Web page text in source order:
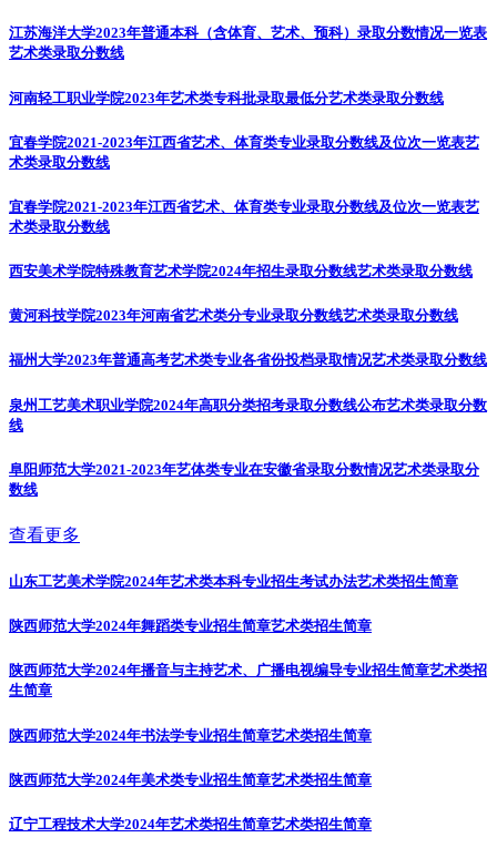
江苏海洋大学2023年普通本科（含体育、艺术、预科）录取分数情况一览表
艺术类录取分数线
河南轻工职业学院2023年艺术类专科批录取最低分艺术类录取分数线
宜春学院2021-2023年江西省艺术、体育类专业录取分数线及位次一览表艺
术类录取分数线
宜春学院2021-2023年江西省艺术、体育类专业录取分数线及位次一览表艺
术类录取分数线
西安美术学院特殊教育艺术学院2024年招生录取分数线艺术类录取分数线
黄河科技学院2023年河南省艺术类分专业录取分数线艺术类录取分数线
福州大学2023年普通高考艺术类专业各省份投档录取情况艺术类录取分数线
泉州工艺美术职业学院2024年高职分类招考录取分数线公布艺术类录取分数
线
阜阳师范大学2021-2023年艺体类专业在安徽省录取分数情况艺术类录取分
数线
查看更多
山东工艺美术学院2024年艺术类本科专业招生考试办法艺术类招生简章
陕西师范大学2024年舞蹈类专业招生简章艺术类招生简章
陕西师范大学2024年播音与主持艺术、广播电视编导专业招生简章艺术类招
生简章
陕西师范大学2024年书法学专业招生简章艺术类招生简章
陕西师范大学2024年美术类专业招生简章艺术类招生简章
辽宁工程技术大学2024年艺术类招生简章艺术类招生简章